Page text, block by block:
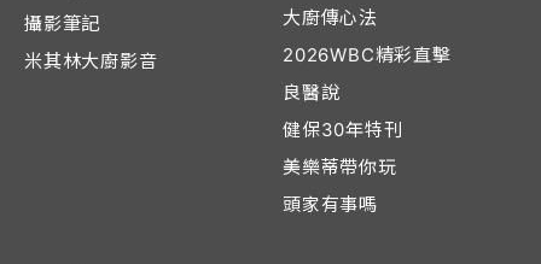
攝影筆記
米其林大廚影音
大廚傳心法
2026WBC精彩直擊
良醫說
健保30年特刊
美樂蒂帶你玩
頭家有事嗎